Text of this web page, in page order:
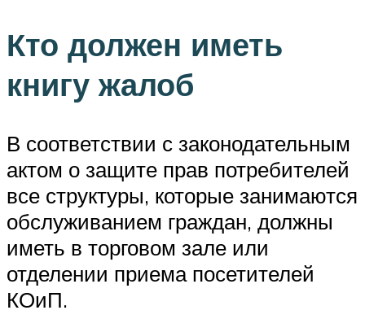
Кто должен иметь
книгу жалоб
В соответствии с законодательным
актом о защите прав потребителей
все структуры, которые занимаются
обслуживанием граждан, должны
иметь в торговом зале или
отделении приема посетителей
КОиП.